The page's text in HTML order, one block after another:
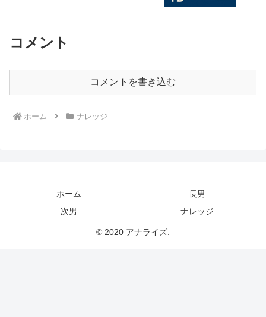
コメント
コメントを書き込む
ホーム ナレッジ
ホーム
長男
次男
ナレッジ
© 2020 アナライズ.